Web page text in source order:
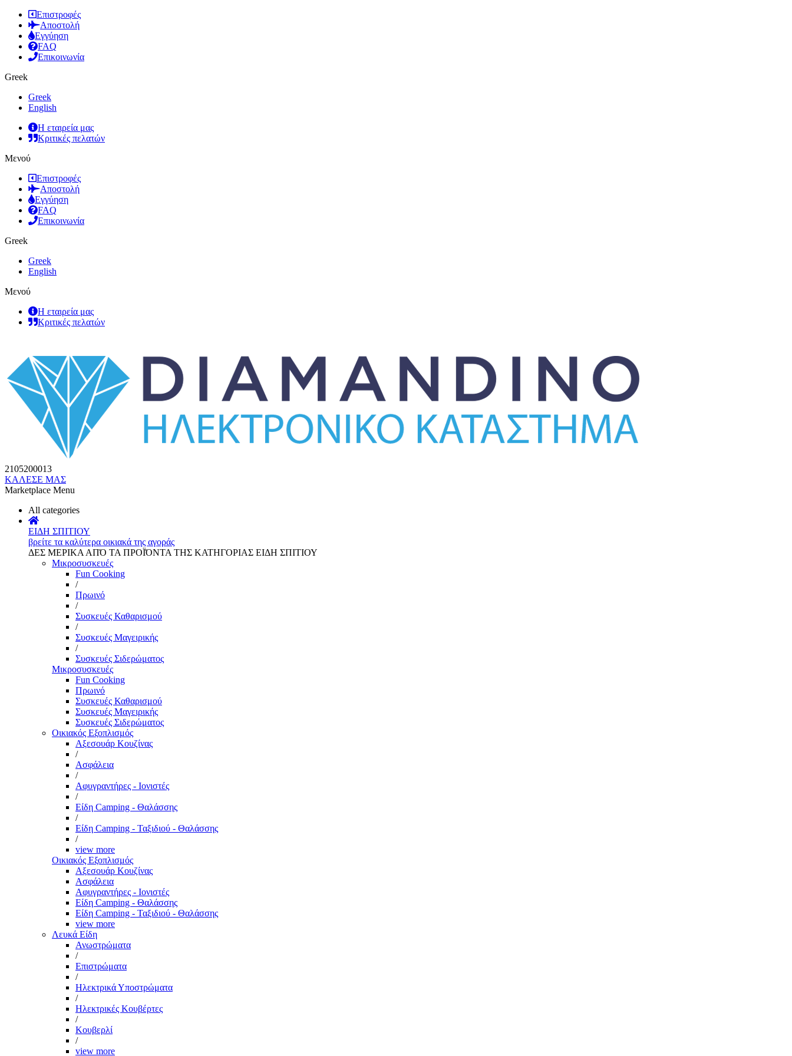
Επιστροφές
Αποστολή
Εγγύηση
FAQ
Επικοινωνία
Greek
Greek
English
Η εταιρεία μας
Κριτικές πελατών
Μενού
Επιστροφές
Αποστολή
Εγγύηση
FAQ
Επικοινωνία
Greek
Greek
English
Μενού
Η εταιρεία μας
Κριτικές πελατών
2105200013
ΚΑΛΕΣΕ ΜΑΣ
Marketplace Menu
All categories
ΕΙΔΗ ΣΠΙΤΙΟΥ
βρείτε τα καλύτερα οικιακά της αγοράς
ΔΕΣ ΜΕΡΙΚΑ ΑΠΌ ΤΑ ΠΡΟΪΌΝΤΑ ΤΗΣ ΚΑΤΗΓΟΡΙΑΣ ΕΙΔΗ ΣΠΙΤΙΟΥ
Μικροσυσκευές
Fun Cooking
/
Πρωινό
/
Συσκευές Καθαρισμού
/
Συσκευές Μαγειρικής
/
Συσκευές Σιδερώματος
Μικροσυσκευές
Fun Cooking
Πρωινό
Συσκευές Καθαρισμού
Συσκευές Μαγειρικής
Συσκευές Σιδερώματος
Οικιακός Εξοπλισμός
Αξεσουάρ Κουζίνας
/
Ασφάλεια
/
Αφυγραντήρες - Ιονιστές
/
Είδη Camping - Θαλάσσης
/
Είδη Camping - Ταξιδιού - Θαλάσσης
/
view more
Οικιακός Εξοπλισμός
Αξεσουάρ Κουζίνας
Ασφάλεια
Αφυγραντήρες - Ιονιστές
Είδη Camping - Θαλάσσης
Είδη Camping - Ταξιδιού - Θαλάσσης
view more
Λευκά Είδη
Ανωστρώματα
/
Επιστρώματα
/
Ηλεκτρικά Υποστρώματα
/
Ηλεκτρικές Κουβέρτες
/
Κουβερλί
/
view more